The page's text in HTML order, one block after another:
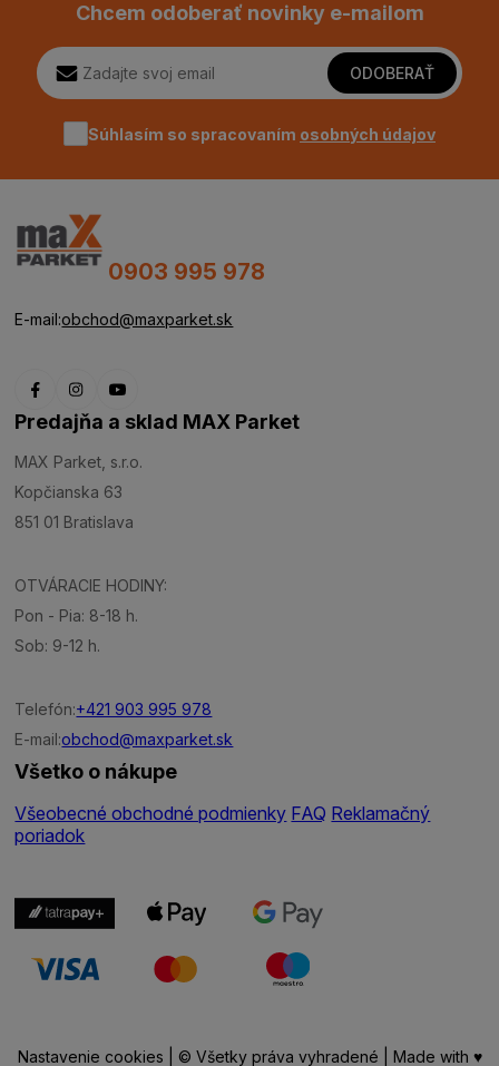
Chcem odoberať novinky e-mailom
ODOBERAŤ
Súhlasím so spracovaním osobných údajov
0903 995 978
E-mail:obchod@maxparket.sk
Predajňa a sklad MAX Parket
MAX Parket, s.r.o.
Kopčianska 63
851 01 Bratislava
OTVÁRACIE HODINY:
Pon - Pia: 8-18 h.
Sob: 9-12 h.
Telefón:+421 903 995 978
E-mail:obchod@maxparket.sk
Všetko o nákupe
Všeobecné obchodné podmienky FAQ Reklamačný
poriadok
Nastavenie cookies | © Všetky práva vyhradené | Made with ♥